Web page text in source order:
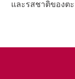
และรสชาติของต